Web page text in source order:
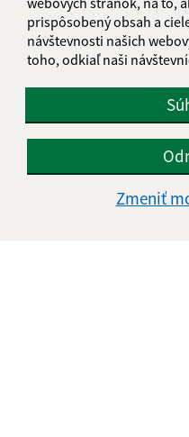
prispôsobený obsah a
návštevnosti našich
toho, odkiaľ naši
Zmeniť
082